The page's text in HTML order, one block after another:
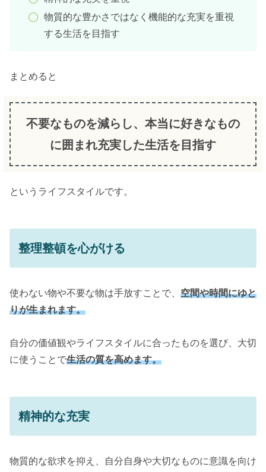
物質的な豊かさではなく機能的な充実を重視
する生活を目指す
まとめると
不要なものを減らし、本当に好きなもの
に囲まれ充実した生活を目指す
というライフスタイルです。
整理整頓を心がける
使わない物や不要な物は手放すことで、 空間や時間にゆと
りが生まれます。
自分の価値観やライフスタイルに合ったものを選び、大切
に使うことで生活の質を高めます。
精神的な充実
物質的な欲求を抑え、自分自身や大切なものに意識を向け